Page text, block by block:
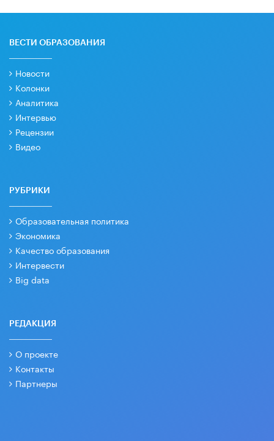
ВЕСТИ ОБРАЗОВАНИЯ
Новости
Колонки
Аналитика
Интервью
Рецензии
Видео
РУБРИКИ
Образовательная политика
Экономика
Качество образования
Интервести
Big data
РЕДАКЦИЯ
О проекте
Контакты
Партнеры